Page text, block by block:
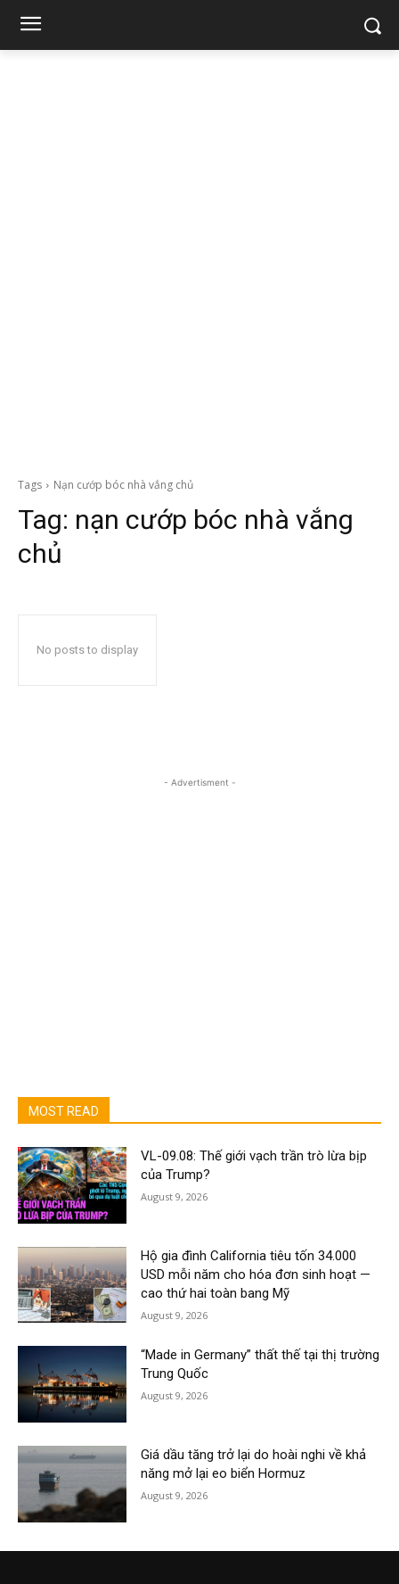
Tags Nạn cướp bóc nhà vắng chủ
Tag: nạn cướp bóc nhà vắng
chủ
No posts to display
- Advertisment -
MOST READ
VL-09.08: Thế giới vạch trần trò lừa bịp
của Trump?
August 9, 2026
Hộ gia đình California tiêu tốn 34.000
USD mỗi năm cho hóa đơn sinh hoạt —
cao thứ hai toàn bang Mỹ
August 9, 2026
“Made in Germany” thất thế tại thị trường
Trung Quốc
August 9, 2026
Giá dầu tăng trở lại do hoài nghi về khả
năng mở lại eo biển Hormuz
August 9, 2026